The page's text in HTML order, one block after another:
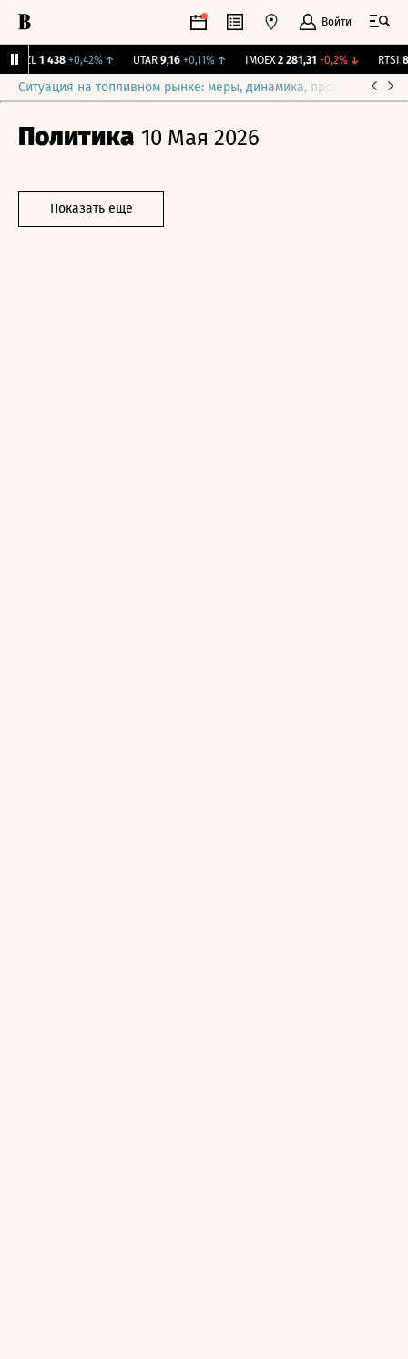
Войти
1 438 +0,42%↑ UTAR 9,16 +0,11% ↑ IMOEX 2 281,31 -0,2%↓ RTSI
Ситуация на топливном рынке: меры, динамика, прогнозы
Политика 10 Мая 2026
Показать еще